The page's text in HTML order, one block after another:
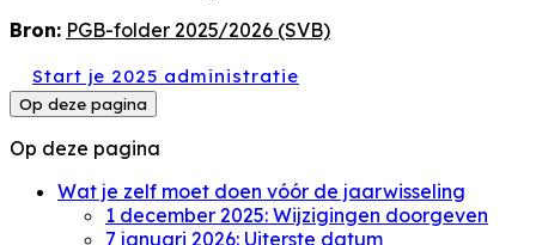
Bron: PGB-folder 2025/2026 (SVB)
Start je 2025 administratie
Op deze pagina
Op deze pagina
Wat je zelf moet doen vóór de jaarwisseling
1 december 2025: Wijzigingen doorgeven
7 januari 2026: Uiterste datum